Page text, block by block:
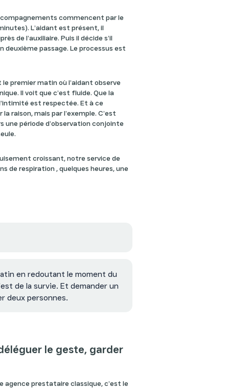
commencent par le
L’aidant est présent, il
de l’auxiliaire. Puis il décide s’il
deuxième passage. Le processus est
premier matin où l’aidant observe
Il voit que c’est fluide. Que la
est respectée. Et à ce
raison, mais par l’exemple. C’est
une période d’observation conjointe
croissant, notre service de
de respiration , quelques heures, une
en redoutant le moment du
de la survie. Et demander un
deux personnes.
le geste, garder
agence prestataire classique, c’est le